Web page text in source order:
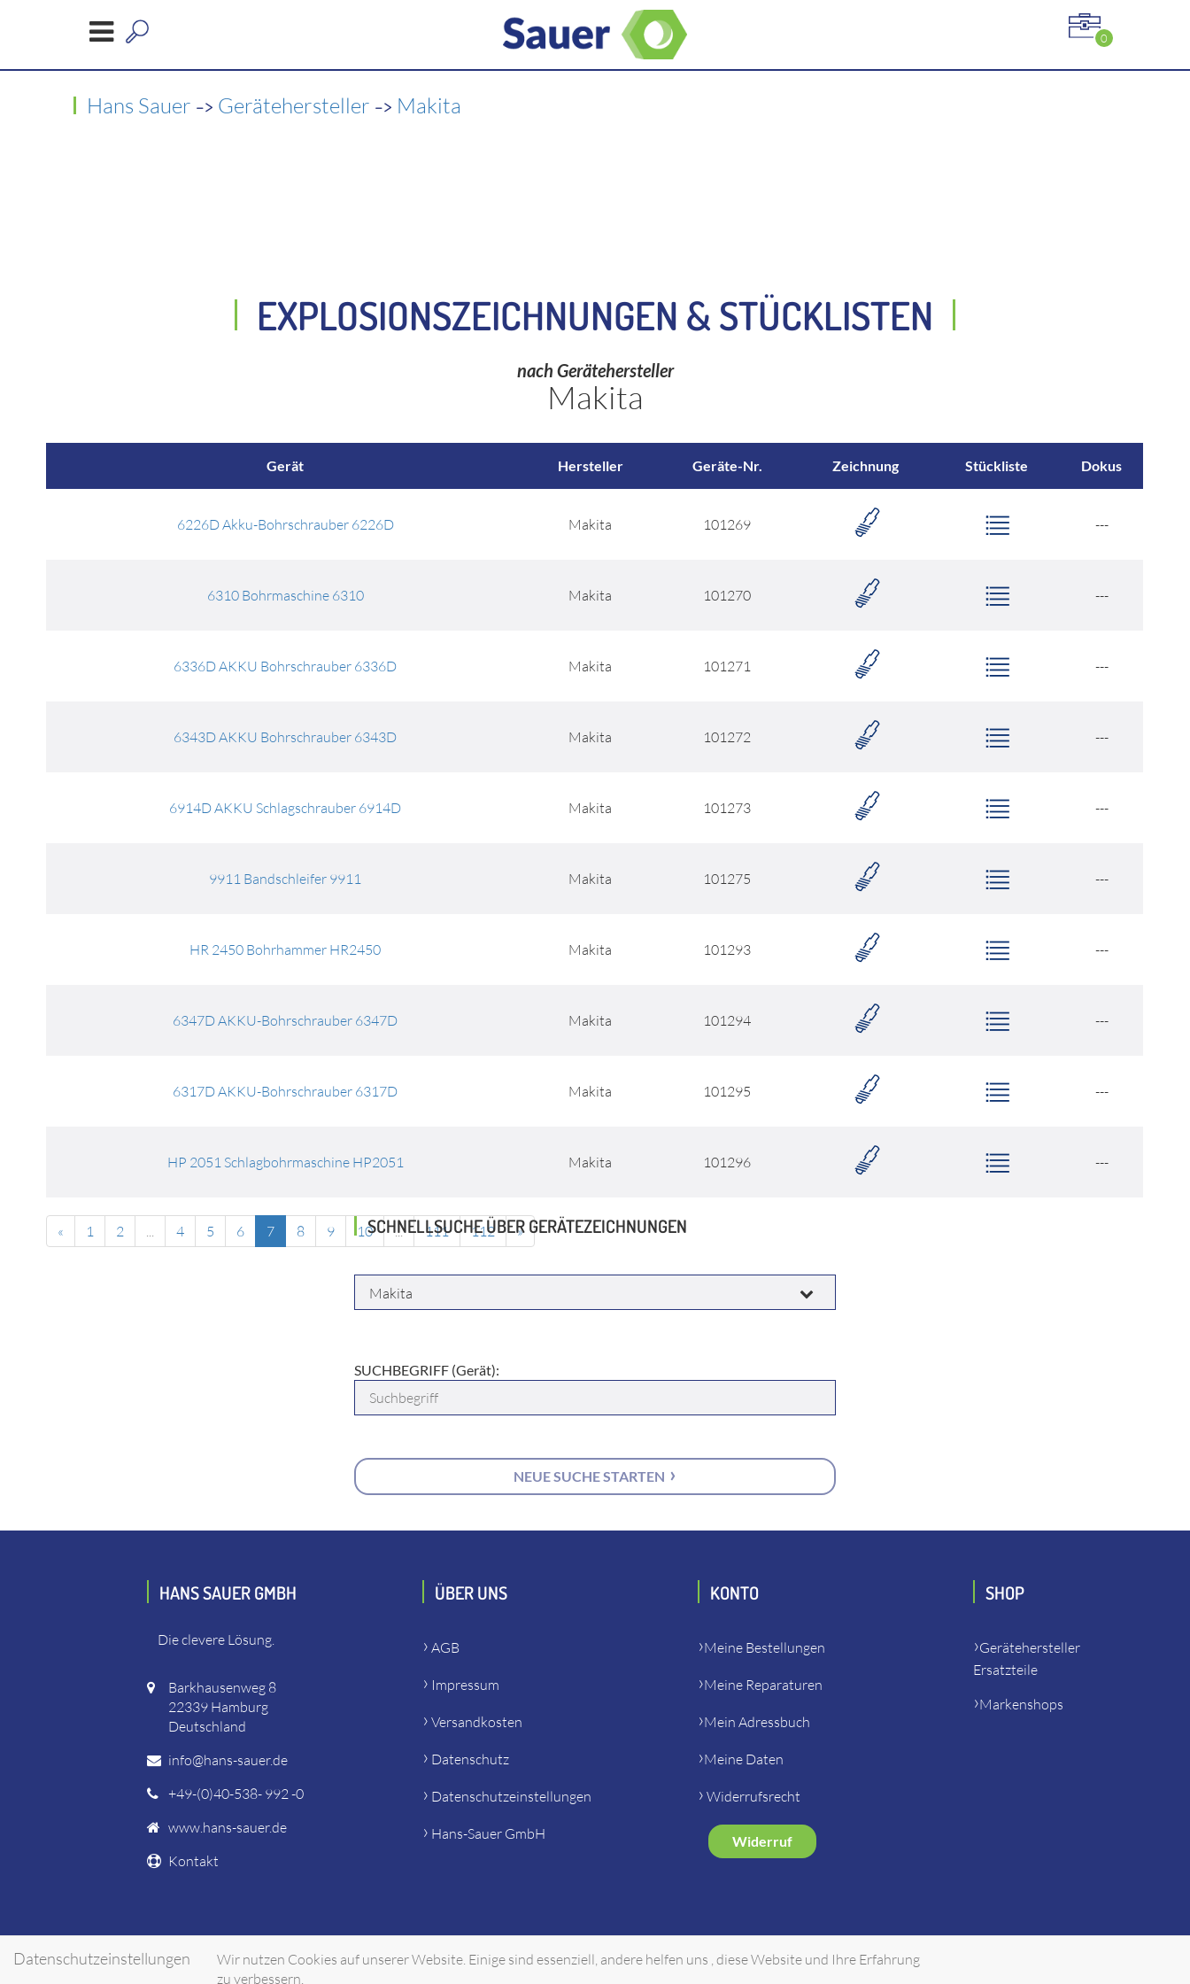
0
Hans Sauer -> Gerätehersteller -> Makita
EXPLOSIONSZEICHNUNGEN & STÜCKLISTEN
nach Gerätehersteller
Makita
Gerät Hersteller Geräte-Nr. Zeichnung Stückliste Dokus
6226D Akku-Bohrschrauber 6226D Makita 101269 ---
6310 Bohrmaschine 6310 Makita 101270 ---
6336D AKKU Bohrschrauber 6336D Makita 101271 ---
6343D AKKU Bohrschrauber 6343D Makita 101272 ---
6914D AKKU Schlagschrauber 6914D Makita 101273 ---
9911 Bandschleifer 9911 Makita 101275 ---
HR 2450 Bohrhammer HR2450 Makita 101293 ---
6347D AKKU-Bohrschrauber 6347D Makita 101294 ---
6317D AKKU-Bohrschrauber 6317D Makita 101295 ---
HP 2051 Schlagbohrmaschine HP2051 Makita 101296 ---
« 1 2 ... 4 5 6 7 8 9 10 ... 111 112 »
SCHNELLSUCHE ÜBER GERÄTEZEICHNUNGEN
HERSTELLER:
SUCHBEGRIFF (Gerät):
NEUE SUCHE STARTEN
HANS SAUER GMBH
Die clevere Lösung.
Barkhausenweg 8
22339 Hamburg
Deutschland
info@hans-sauer.de
+49-(0)40-538- 992 -0
www.hans-sauer.de
Kontakt
ÜBER UNS
AGB
Impressum
Versandkosten
Datenschutz
Datenschutzeinstellungen
Hans-Sauer GmbH
KONTO
Meine Bestellungen
Meine Reparaturen
Mein Adressbuch
Meine Daten
Widerrufsrecht
Widerruf
SHOP
Gerätehersteller
Ersatzteile
Markenshops
Datenschutzeinstellungen
Wir nutzen Cookies auf unserer Website. Einige sind essenziell, andere helfen uns , diese Website und Ihre Erfahrung
zu verbessern.